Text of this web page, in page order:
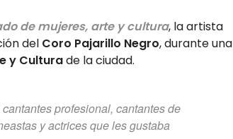
de mujeres, arte y cultura, la artista
del Coro Pajarillo Negro, durante una
y Culturade la ciudad.
profesional, cantantes de
y actrices que les gustaba